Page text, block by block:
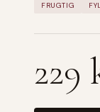
FRUGTIG
229